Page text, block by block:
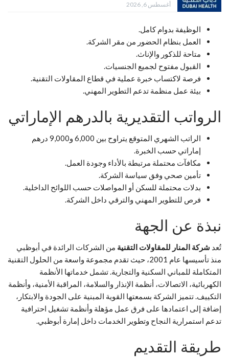
أغسطس 6, 2026
الوظيفة بدوام كامل.
العمل بنظام الحضور من مقر الشركة.
متاحة للذكور والإناث.
القبول مفتوح لجميع الجنسيات.
فرصة لاكتساب خبرة عملية في قطاع المقاولات التقنية.
بيئة عمل منظمة تدعم التطوير المهني.
الرواتب التقديرية بالدرهم الإماراتي
الراتب الشهري المتوقع يتراوح بين 6,000 و9,000 درهم
إماراتي حسب الخبرة.
مكافآت محتملة مرتبطة بالأداء وجودة العمل.
تأمين صحي وفق سياسة الشركة.
بدلات محتملة للسكن أو المواصلات حسب اللوائح الداخلية.
فرص للتطوير المهني والترقي داخل الشركة.
نبذة عن الجهة
تُعد شركة المنار للمقاولات التقنية من الشركات الرائدة في أبوظبي
منذ تأسيسها عام 2001، حيث تقدم مجموعة واسعة من الحلول التقنية
المتكاملة للمباني السكنية والتجارية. تشمل خدماتها الأنظمة
الكهربائية، الاتصالات، أنظمة الإنذار والسلامة، المراقبة الأمنية، وأنظمة
التكييف. تتميز الشركة بسمعتها القوية المبنية على الجودة والابتكار،
إضافة إلى اعتمادها على فرق عمل مؤهلة وأنظمة تشغيل احترافية
تدعم استمرارية النجاح وتطوير الخدمات داخل إمارة أبوظبي.
طريقة التقديم